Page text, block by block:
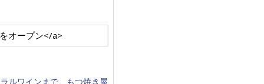
オープン</a>
ルワインまで、もつ焼き屋